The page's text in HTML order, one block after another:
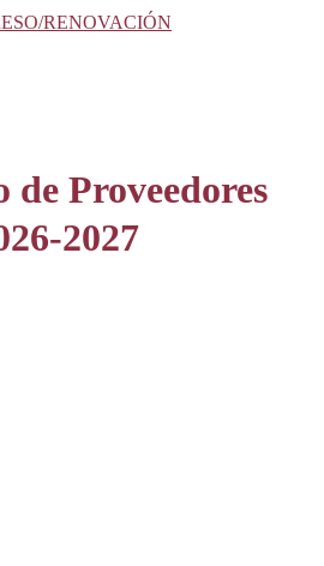
RENOVACIÓN
Proveedores
2027